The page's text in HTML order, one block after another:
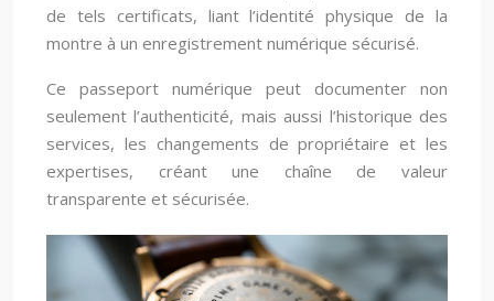
de tels certificats, liant l’identité physique de la
montre à un enregistrement numérique sécurisé.
Ce passeport numérique peut documenter non
seulement l’authenticité, mais aussi l’historique des
services, les changements de propriétaire et les
expertises, créant une chaîne de valeur
transparente et sécurisée.